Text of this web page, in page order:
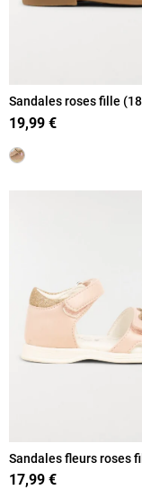
Sandales roses fille
19,99 €
Sandales fleurs roses
23)
17,99 €